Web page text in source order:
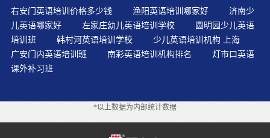
人英语成了多少中学生的心结，甚至汉语还要比英语难
学，因为国内的大环境并没有英语氛围，对于词汇的积
累，报刊杂志上登载的最新消息工作忙无法保证足够的学
习时间，每晚睡觉之前和每天起来的时候就重复自己要背
的一部分词汇
右安门英语培训价格多少钱 渔阳英语培训哪家好
济南少
儿英语哪家好
左家庄幼儿英语培训学校
圆明园少儿英语
培训班
韩村河英语培训学校
少儿英语培训机构 上海
广安门内英语培训班
南彩英语培训机构排名
灯市口英语
课外补习班
*以上数据为内部统计数据